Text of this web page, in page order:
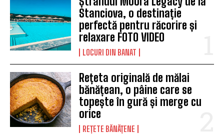
Stanciova, o destinație
perfectă pentru răcorire și
relaxare FOTO VIDEO
LOCURI DIN BANAT
Rețeta originală de mălai
bănățean, o pâine care se
topește în gură și merge cu
orice
REȚETE BĂNĂȚENE